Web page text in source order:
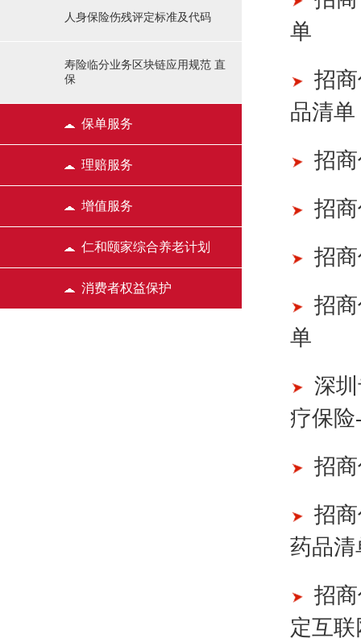
人身保险伤残评定标准及代码
寿险临分业务区块链应用规范 直
保
保单服务
理赔服务
增值服务
仁和颐家综合养老计划
消费者权益保护
单
招
品清单
招
招
招
招
单
深
疗保
招
招
药品清
招
定互